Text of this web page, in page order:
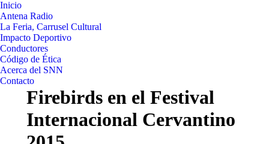
Inicio
Antena Radio
La Feria, Carrusel Cultural
Impacto Deportivo
Conductores
Código de Ética
Acerca del SNN
Contacto
Firebirds en el Festival
Internacional Cervantino